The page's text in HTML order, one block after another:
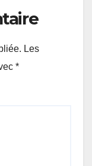
Les
*